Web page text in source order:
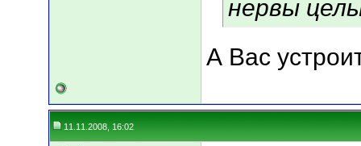
нервы
А Вас
11.11.2008, 16:02